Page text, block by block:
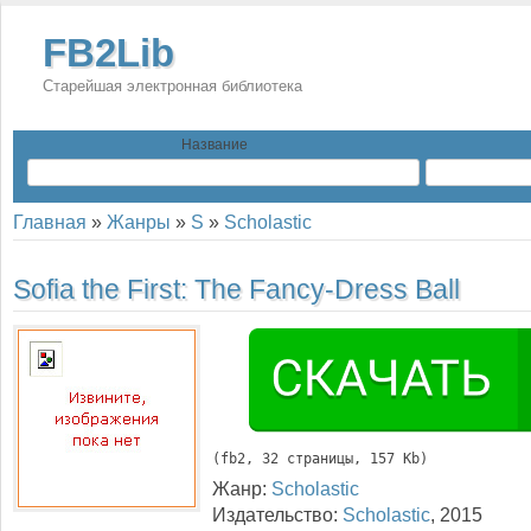
FB2Lib
Старейшая электронная библиотека
Название
Главная » Жанры » S » Scholastic
Sofia the First: The Fancy-Dress Ball
( fb2, 32 страницы, 157 Kb)
Жанр: Scholastic
Издательство: Scholastic, 2015